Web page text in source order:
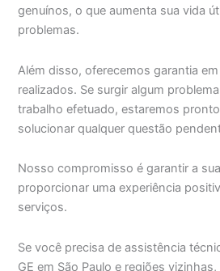
genuínos, o que aumenta sua vida
problemas.
Além disso, oferecemos garantia
realizados. Se surgir algum
trabalho efetuado, estaremos
solucionar qualquer questão
Nosso compromisso é garantir a
proporcionar uma experiência
serviços.
Se você precisa de assistência
GE em São Paulo e regiões